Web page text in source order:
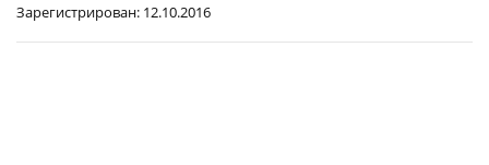
Зарегистрирован: 12.10.2016